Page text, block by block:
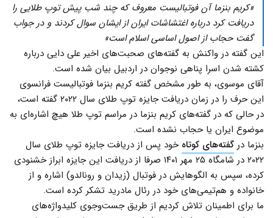
«کریم بنزما آن فوتبالیست معروف که چند شب پیش توپ طلایی را
دریافت کرد درباره اغتشاشات ایران از ایشان سوال کردند و در جواب
گفت حجاب از اصول اساسی اسلام است»
این گفته در واکنش به گفته‌های صحبت‌های اخیر علی دایی درباره
کشته شدن اسرا پناهی نوجوان در اردبیل بیان شده است.
آقای موسوی، به طور مشخص گفته کریم بنزما فوتبالیست فرانسوی
این حرف‌ را در زمان دریافت جایزه توپ طلای سال ۲۰۲۲ گفته است،
در حالی که در گفته‌های کریم بنزما در مراسم توپ طلا هیچ اشاره‌ای به
موضوع ایران یا حجاب نشده است.
بنزما در گفته‌های کوتاه خود پس از دریافت جایزه توپ طلای سال
۲۰۲۲ در شامگاه ۲۵ مهر ۱۴۰۱ صرفا از دریافت این جایزه ابراز خشنودی
کرده، سپس به الگوهایش در فوتبال (زیدان و رونالدو) اشاره و از
خانواده و هم‌تیمی‌های خود در رئال مادرید تشکر کرده است.
ما برای اطمینان تلاش کردیم از طریق جست‌وجوی کلیدواژه‌های